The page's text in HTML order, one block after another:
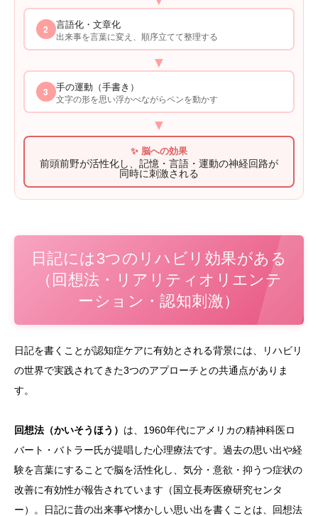
2 言語化・文章化
出来事を言葉に変え、順序立てて整理する
▼
3 手の運動（手書き）
文字の形を思い浮かべながらペンを動かす
▼
✨ 脳への効果
前頭前野が活性化し、記憶・言語・運動の神経回路が
同時に刺激される
日記には3つのリハビリ効果がある
（回想法・リアリティオリエンテ
ーション・認知刺激）
日記を書くことが認知症ケアに有効とされる背景には、リハビリ
の世界で実践されてきた3つのアプローチとの共通点がありま
す。
回想法（かいそうほう） は、1960年代にアメリカの精神科医ロ
バート・バトラー氏が提唱した心理療法です。過去の思い出や経
験を言葉にすることで脳を活性化し、気分・意欲・抑うつ症状の
改善に有効性が報告されています（国立長寿医療研究センタ
ー）。日記に昔の出来事や懐かしい思い出を書くことは、回想法